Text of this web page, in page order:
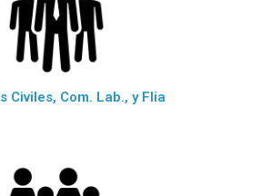
Civiles, Com. Lab., y Flia